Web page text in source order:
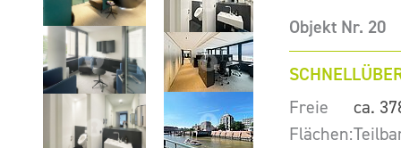
Objekt Nr. 20
Freie
Flächen:
ca.